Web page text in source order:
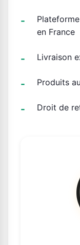
en France
Livraison
Produits
Droit de